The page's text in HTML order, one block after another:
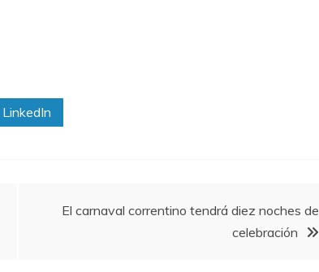
LinkedIn
El carnaval correntino tendrá diez noches de
celebración